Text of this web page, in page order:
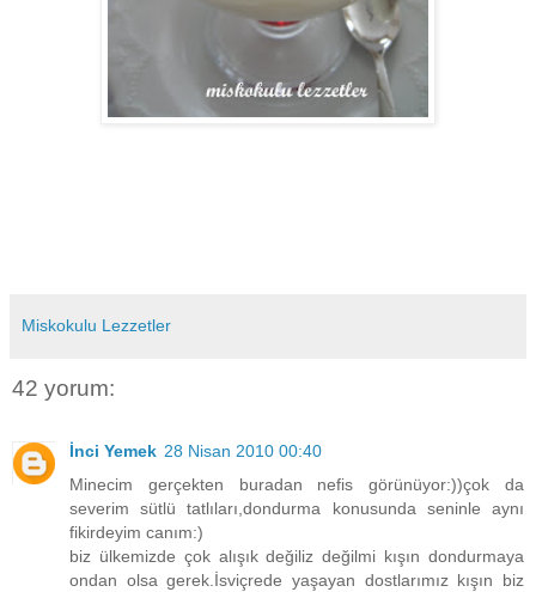
Miskokulu Lezzetler
42 yorum:
İnci Yemek 28 Nisan 2010 00:40
Minecim gerçekten buradan nefis görünüyor:))çok da
severim sütlü tatlıları,dondurma konusunda seninle aynı
fikirdeyim canım:)
biz ülkemizde çok alışık değiliz değilmi kışın dondurmaya
ondan olsa gerek.İsviçrede yaşayan dostlarımız kışın biz